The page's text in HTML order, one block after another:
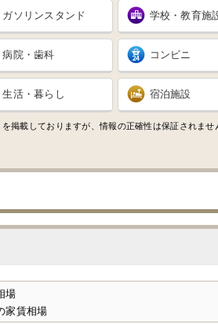
ガソリンスタンド 学校・教育施
病院・歯科 コンビニ
生活・暮らし 宿泊施設
載しておりますが、情報の正確性は保証されま
場
家賃相場